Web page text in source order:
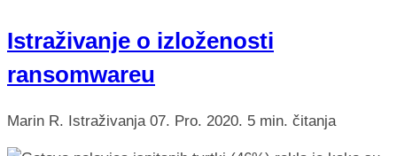
Istraživanje o izloženosti
ransomwareu
Marin R. Istraživanja 07. Pro. 2020. 5 min. čitanja